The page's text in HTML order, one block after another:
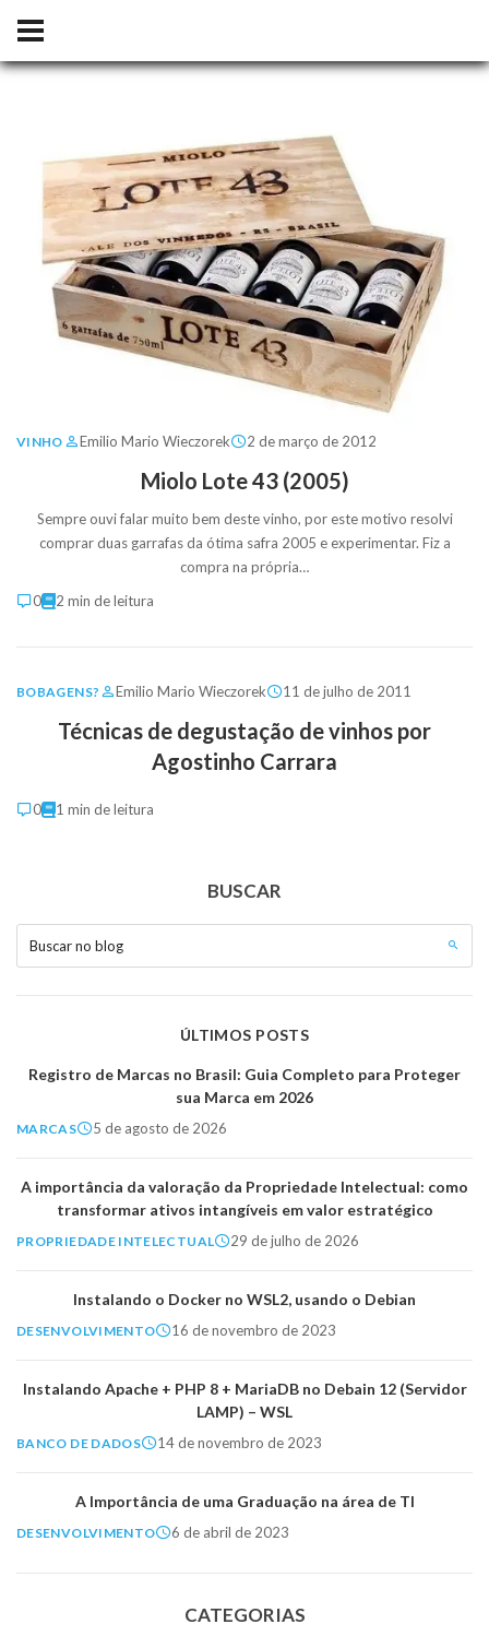
VINHO Emilio Mario Wieczorek 2 de março de 2012
Miolo Lote 43 (2005)
Sempre ouvi falar muito bem deste vinho, por este motivo resolvi
comprar duas garrafas da ótima safra 2005 e experimentar. Fiz a
compra na própria…
0
2 min de leitura
BOBAGENS? Emilio Mario Wieczorek 11 de julho de 2011
Técnicas de degustação de vinhos por
Agostinho Carrara
0 1 min de leitura
BUSCAR
Buscar no blog
ÚLTIMOS POSTS
Registro de Marcas no Brasil: Guia Completo para Proteger
sua Marca em 2026
MARCAS 5 de agosto de 2026
A importância da valoração da Propriedade Intelectual: como
transformar ativos intangíveis em valor estratégico
PROPRIEDADE INTELECTUAL 29 de julho de 2026
Instalando o Docker no WSL2, usando o Debian
DESENVOLVIMENTO 16 de novembro de 2023
Instalando Apache + PHP 8 + MariaDB no Debain 12 (Servidor
LAMP) – WSL
BANCO DE DADOS 14 de novembro de 2023
A Importância de uma Graduação na área de TI
DESENVOLVIMENTO 6 de abril de 2023
CATEGORIAS